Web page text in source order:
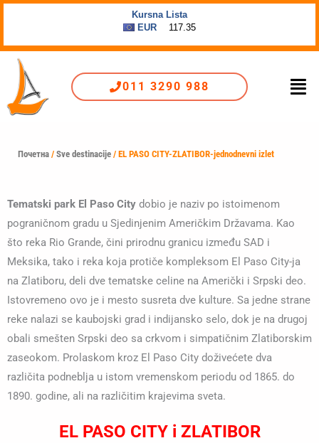
садржај
011 3290 988
Почетна / Sve destinacije / EL PASO CITY-ZLATIBOR-jednodnevni izlet
Tematski park El Paso City dobio je naziv po istoimenom
pograničnom gradu u Sjedinjenim Američkim Državama. Kao
što reka Rio Grande, čini prirodnu granicu između SAD i
Meksika, tako i reka koja protiče kompleksom El Paso City-ja
na Zlatiboru, deli dve tematske celine na Američki i Srpski deo.
Istovremeno ovo je i mesto susreta dve kulture. Sa jedne strane
reke nalazi se kaubojski grad i indijansko selo, dok je na drugoj
obali smešten Srpski deo sa crkvom i simpatičnim Zlatiborskim
zaseokom. Prolaskom kroz El Paso City doživećete dva
različita podneblja u istom vremenskom periodu od 1865. do
1890. godine, ali na različitim krajevima sveta.
EL PASO CITY i ZLATIBOR